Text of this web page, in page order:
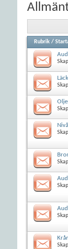
Rubrik /